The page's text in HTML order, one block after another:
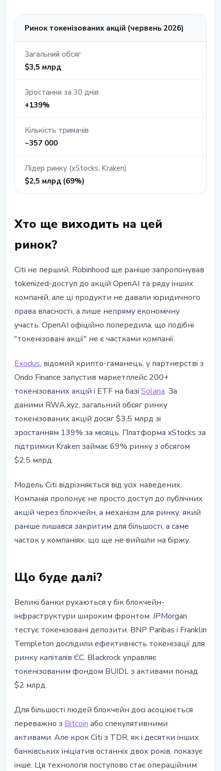
Ринок токенізованих акцій (червень 2026)
Загальний обсяг
$3,5 млрд
Зростання за 30 днів
+139%
Кількість тримачів
~357 000
Лідер ринку (xStocks, Kraken)
$2,5 млрд (69%)
Хто ще виходить на цей
ринок?
Citi не перший. Robinhood ще раніше запропонував
tokenized-доступ до акцій OpenAI та ряду інших
компаній, але ці продукти не давали юридичного
права власності, а лише непряму економічну
участь. OpenAI офіційно попередила, що подібні
"токенізовані акції" не є частками компанії.
Exodus, відомий крипто-гаманець, у партнерстві з
Ondo Finance запустив маркетплейс 200+
токенізованих акцій і ETF на базі Solana. За
даними RWA.xyz, загальний обсяг ринку
токенізованих акцій досяг $3,5 млрд зі
зростанням 139% за місяць. Платформа xStocks за
підтримки Kraken займає 69% ринку з обсягом
$2,5 млрд.
Модель Citi відрізняється від усіх наведених.
Компанія пропонує не просто доступ до публічних
акцій через блокчейн, а механізм для ринку, який
раніше лишався закритим для більшості, а саме
часток у компаніях, що ще не вийшли на біржу.
Що буде далі?
Великі банки рухаються у бік блокчейн-
інфраструктури широким фронтом. JPMorgan
тестує токенізовані депозити. BNP Paribas і Franklin
Templeton дослідили ефективність токенізації для
ринку капіталів ЄС. Blackrock управляє
токенізованим фондом BUIDL з активами понад
$2 млрд.
Для більшості людей блокчейн досі асоціюється
переважно з Bitcoin або спекулятивними
активами. Але крок Citi з TDR, як і десятки інших
банківських ініціатив останніх двох років, показує
інше. Ця технологія поступово стає операційним